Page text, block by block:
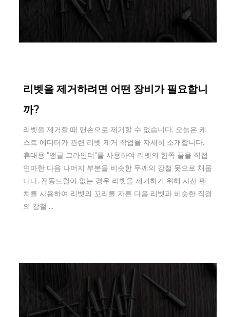
리벳을 제거하려면 어떤 장비가 필요합니
까?
리벳을 제거할 때 맨손으로 제거할 수 없습니다. 오늘은 케
스트 에디터가 관련 리벳 제거 작업을 자세히 소개합니다.
휴대용 "앵글 그라인더"를 사용하여 리벳의 한쪽 끝을 직접
연마한 다음 나머지 부분을 비슷한 두께의 강철 못으로 채웁
니다. 전동드릴이 없는 경우 리벳을 제거하기 위해 사선 펜
치를 사용하여 리벳의 꼬리를 자른 다음 리벳과 비슷한 직경
의 강철 ...